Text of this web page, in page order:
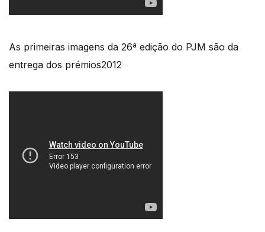
As primeiras imagens da 26ª edição do PJM são da
entrega dos prémios2012